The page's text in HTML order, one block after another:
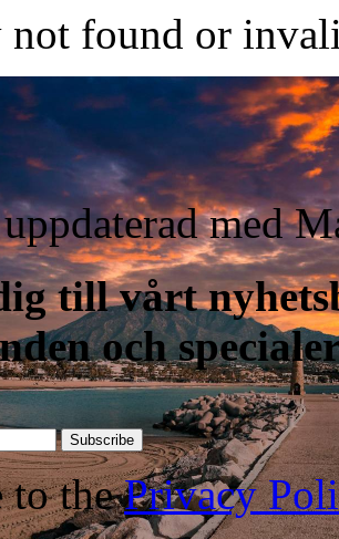
not found or
med
till vårt
och
Subscribe
to thePrivacy